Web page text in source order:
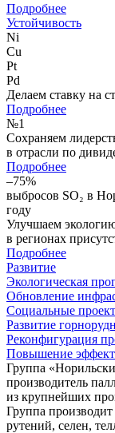
Подробнее
Устойчивость
Ni
Cu
Pt
Pd
Делаем ставку на
Подробнее
№1
Сохраняем
в отрасли по
Подробнее
–75%
выбросов SO₂ в
году
Улучшаем
в регионах
Подробнее
Развитие
Экологическая
Обновление
Социальные
Развитие
Реконфигурация
Повышение
Группа
производитель
из крупнейших
Группа производит
рутений, селен,